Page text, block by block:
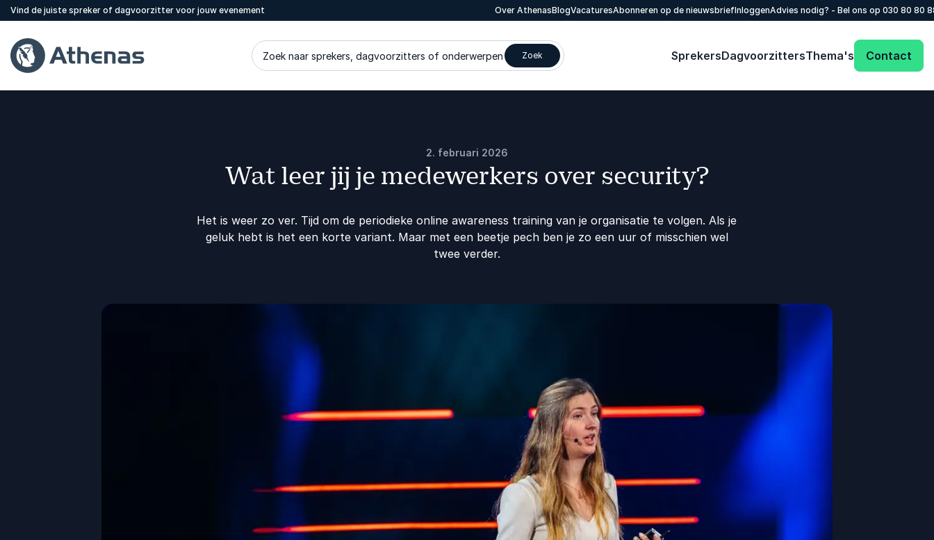
Vind de juiste spreker of dagvoorzitter voor jouw evenement Over AthenasBlogVacaturesAbonneren op de nieuwsbriefInloggenAdvies nodig? - Bel ons op 030 80 80
Zoek naar sprekers, dagvoorzitters of onderwerpen Zoek SprekersDagvoorzittersThema's Contact
2. februari 2026
Wat leer jij je medewerkers over security?
Het is weer zo ver. Tijd om de periodieke online awareness training van je organisatie te volgen. Als je
geluk hebt is het een korte variant. Maar met een beetje pech ben je zo een uur of misschien wel
twee verder.